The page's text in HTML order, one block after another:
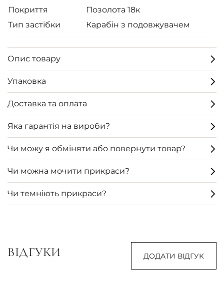
Покриття
Позолота 18к
Тип застібки
Карабін з подовжувачем
Опис товару
Упаковка
Доставка та оплата
Яка гарантія на вироби?
Чи можу я обміняти або повернути товар?
Чи можна мочити прикраси?
Чи темніють прикраси?
ВІДГУКИ ДОДАТИ ВІДГУК